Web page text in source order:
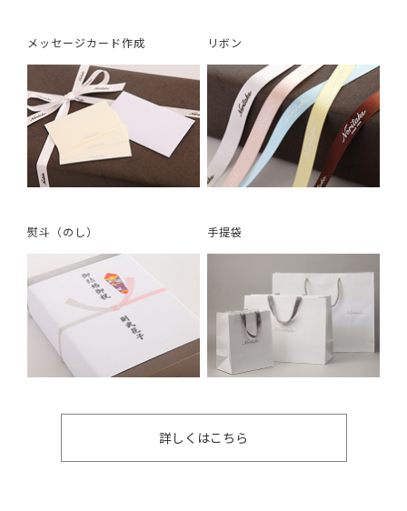
メッセージカード作成 リボン
熨斗（のし） 手提袋
詳しくはこちら